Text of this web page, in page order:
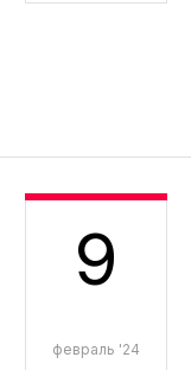
9
февраль '24